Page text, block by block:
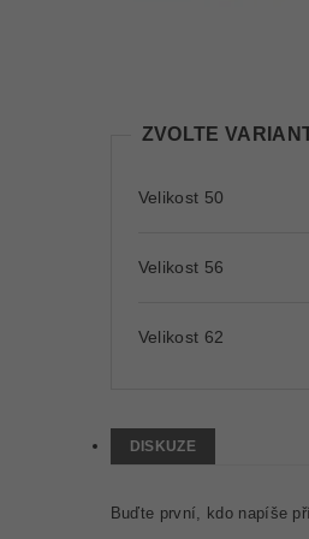
ZVOLTE
Velikost 50
Velikost 56
Velikost 62
DISKUZE
Buďte první, kdo napíše